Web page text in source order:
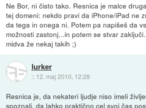
Ne Bor, ni čisto tako. Resnica je malce
tej domeni: nekdo pravi da iPhone/iPad ne
da tega in onega ni. Potem pa napišeš da
možnosti zastonj...in potem se stvar
midva že nekaj takih ;)
lurker
:: 12. maj 2010, 12:28
Resnica je, da nekateri ljudje niso imeli
spoznali, da lahko praktično cel svoj čas